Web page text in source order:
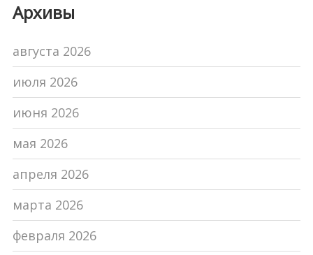
Архивы
августа 2026
июля 2026
июня 2026
мая 2026
апреля 2026
марта 2026
февраля 2026